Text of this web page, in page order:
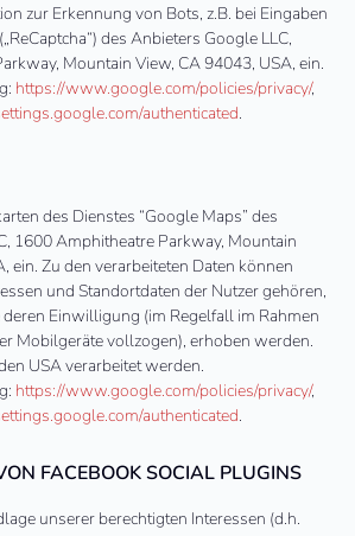
zur Erkennung von Bots, z.B. bei Eingaben
des Anbieters Google LLC,
Mountain View, CA 94043, USA, ein.
https://www.google.com/policies/privacy/,
authenticated.
des Dienstes “Google Maps” des
1600 Amphitheatre Parkway, Mountain
ein. Zu den verarbeiteten Daten können
und Standortdaten der Nutzer gehören,
Einwilligung (im Regelfall im Rahmen
Mobilgeräte vollzogen), erhoben werden.
USA verarbeitet werden.
https://www.google.com/policies/privacy/,
authenticated.
FACEBOOK SOCIAL PLUGINS
unserer berechtigten Interessen (d.h.